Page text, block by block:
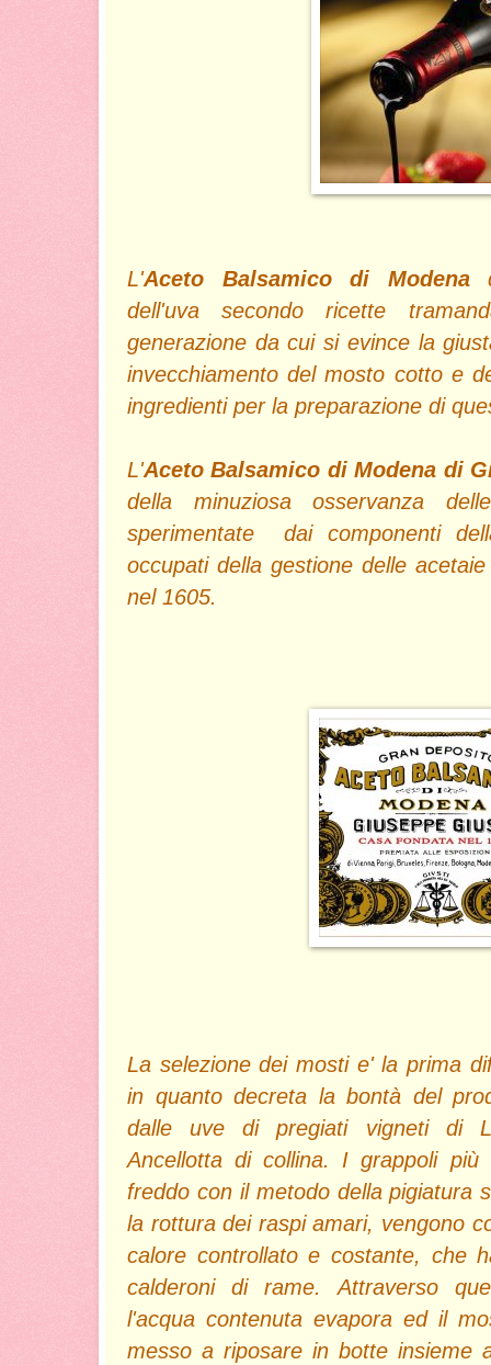
L'Aceto Balsamico di Modena
dell'uva secondo ricette
generazione da cui si evince la
invecchiamento del mosto cotto e
ingredienti per la preparazione di
L'Aceto Balsamico di Modena di
della minuziosa osservanza
sperimentate dai componenti
occupati della gestione delle
nel 1605.
La selezione dei mosti e' la prima
in quanto decreta la bontà del
dalle uve di pregiati vigneti di
Ancellotta di collina. I grappoli
freddo con il metodo della pigiatura
la rottura dei raspi amari, vengono
calore controllato e costante, che
calderoni di rame. Attraverso
l'acqua contenuta evapora ed il
messo a riposare in botte insieme